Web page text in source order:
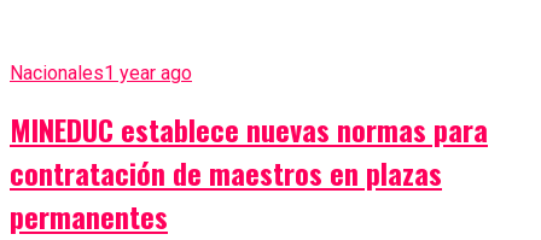
Nacionales1 year ago
MINEDUC establece nuevas normas para
contratación de maestros en plazas
permanentes